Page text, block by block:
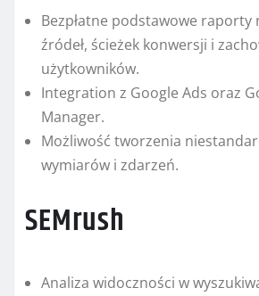
Bezpłatne podstawowe
źródeł, ścieżek konwersji i
użytkowników.
Integration z Google Ads oraz
Manager.
Możliwość tworzenia
wymiarów i zdarzeń.
SEMrush
Analiza widoczności w